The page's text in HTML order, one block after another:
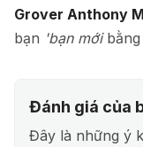
Grover Anthony
bạn 'bạn mới bằng
Đánh giá của
Đây là những ý